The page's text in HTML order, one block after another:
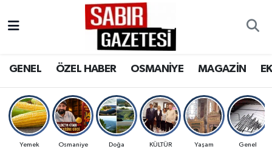
GENEL ÖZEL HABER OSMANİYE MAGAZİN
Yemek Osmaniye Doğa KÜLTÜR Yaşam Genel
OSMANİYE
MAGAZİN
Osmaniye Nöbetçi Eczaneler
Osmaniye Trafik Yoğunluk Haritası
Süper Lig Puan Durumu ve Fikstür